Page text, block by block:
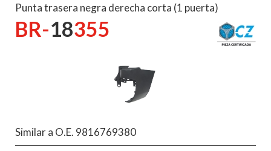
Punta trasera negra derecha corta (1 puerta)
BR-18355
Similar a O.E. 9816769380